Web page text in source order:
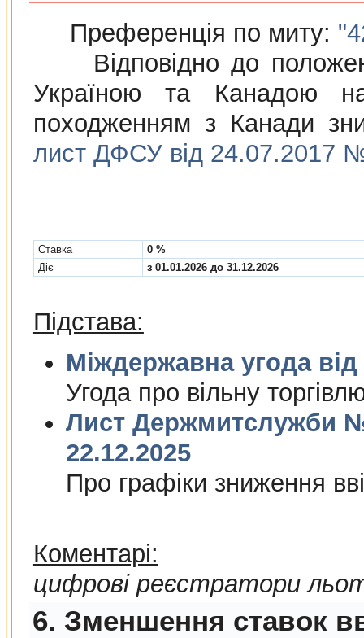
Преференція по миту:
Відповідно до
Україною та Канадою
походженням з Канади
лист ДФСУ від 24.07.2017
Cтавка
0 %
Діє
з 01.01.2026 до 31.12.2026
Підстава:
Угода про вiльну
Лист Держмитслужби №
22.12.2025
Про графiки зниження
Коментарі:
цифрові реєстратори
6. Зменшення ставок